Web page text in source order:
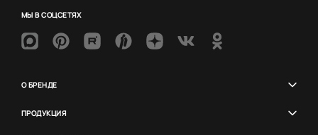
МЫ В СОЦСЕТЯХ
О БРЕНДЕ
ПРОДУКЦИЯ